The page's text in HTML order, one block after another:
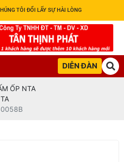
TÔI ĐỔI LẤY SỰ HÀI LÒNG
DIỄN ĐÀN
ỐP NTA